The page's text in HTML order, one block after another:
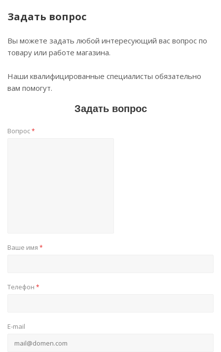
Задать вопрос
Вы можете задать любой интересующий вас вопрос по
товару или работе магазина.
Наши квалифицированные специалисты обязательно
вам помогут.
Задать вопрос
Вопрос*
Ваше имя *
Телефон *
E-mail